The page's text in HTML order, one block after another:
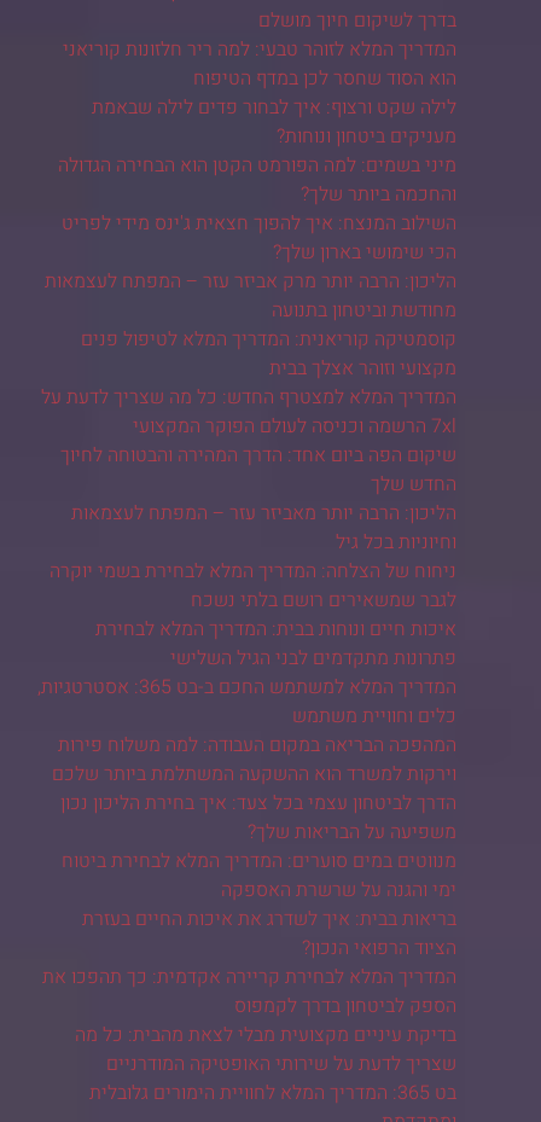
בדרך לשיקום חיוך מושלם
המדריך המלא לזוהר טבעי: למה ריר חלזונות קוריאני
הוא הסוד שחסר לכן במדף הטיפוח
לילה שקט ורצוף: איך לבחור פדים לילה שבאמת
מעניקים ביטחון ונוחות?
מיני בשמים: למה הפורמט הקטן הוא הבחירה הגדולה
והחכמה ביותר שלך?
השילוב המנצח: איך להפוך חצאית ג'ינס מידי לפריט
הכי שימושי בארון שלך?
הליכון: הרבה יותר מרק אביזר עזר – המפתח לעצמאות
מחודשת וביטחון בתנועה
קוסמטיקה קוריאנית: המדריך המלא לטיפול פנים
מקצועי וזוהר אצלך בבית
המדריך המלא למצטרף החדש: כל מה שצריך לדעת על
7xl הרשמה וכניסה לעולם הפוקר המקצועי
שיקום הפה ביום אחד: הדרך המהירה והבטוחה לחיוך
החדש שלך
הליכון: הרבה יותר מאביזר עזר – המפתח לעצמאות
וחיוניות בכל גיל
ניחוח של הצלחה: המדריך המלא לבחירת בשמי יוקרה
לגבר שמשאירים רושם בלתי נשכח
איכות חיים ונוחות בבית: המדריך המלא לבחירת
פתרונות מתקדמים לבני הגיל השלישי
המדריך המלא למשתמש החכם ב-בט 365: אסטרטגיות,
כלים וחוויית משתמש
המהפכה הבריאה במקום העבודה: למה משלוח פירות
וירקות למשרד הוא ההשקעה המשתלמת ביותר שלכם
הדרך לביטחון עצמי בכל צעד: איך בחירת הליכון נכון
משפיעה על הבריאות שלך?
מנווטים במים סוערים: המדריך המלא לבחירת ביטוח
ימי והגנה על שרשרת האספקה
בריאות בבית: איך לשדרג את איכות החיים בעזרת
הציוד הרפואי הנכון?
המדריך המלא לבחירת קריירה אקדמית: כך תהפכו את
הספק לביטחון בדרך לקמפוס
בדיקת עיניים מקצועית מבלי לצאת מהבית: כל מה
שצריך לדעת על שירותי האופטיקה המודרניים
בט 365: המדריך המלא לחוויית הימורים גלובלית